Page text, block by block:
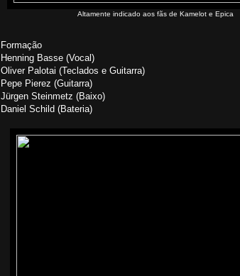
Altamente indicado aos fãs de Kamelot e Epica
Formação
Henning Basse (Vocal)
Oliver Palotai (Teclados e Guitarra)
Pepe Pierez (Guitarra)
Jürgen Steinmetz (Baixo)
Daniel Schild (Bateria)